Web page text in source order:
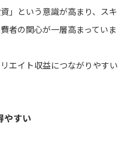
」という意識が高まり、スキ
者の関心が一層高まっていま
エイト収益につながりやすい
やすい